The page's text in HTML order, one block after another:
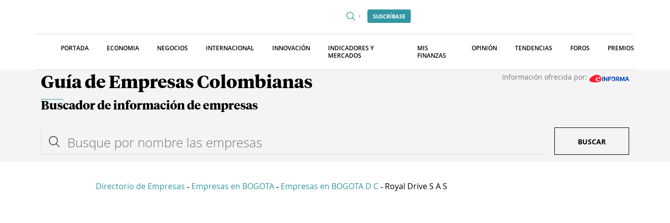
SUSCRÍBASE
PORTADA ECONOMIA NEGOCIOS INTERNACIONAL INNOVACIÓN
INDICADORES Y
MERCADOS
MIS
FINANZAS
OPINIÓN TENDENCIAS FOROS PREMIOS
Guía de Empresas Colombianas Información ofrecida por:
Buscador de información de empresas
BUSCAR
Directorio de Empresas - Empresas en BOGOTA - Empresas en BOGOTA D C - Royal Drive S A S